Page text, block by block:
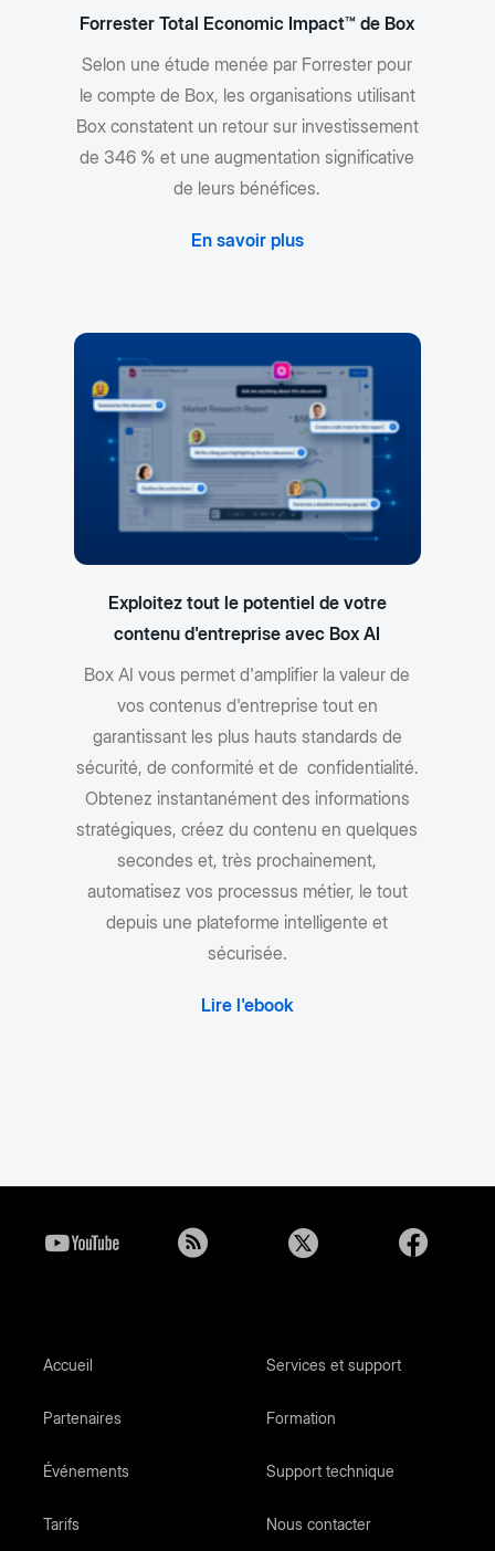
Forrester Total Economic Impact™ de Box
Selon une étude menée par Forrester pour
le compte de Box, les organisations utilisant
Box constatent un retour sur investissement
de 346 % et une augmentation significative
de leurs bénéfices.
En savoir plus
Exploitez tout le potentiel de votre
contenu d'entreprise avec Box AI
Box AI vous permet d'amplifier la valeur de
vos contenus d'entreprise tout en
garantissant les plus hauts standards de
sécurité, de conformité et de confidentialité.
Obtenez instantanément des informations
stratégiques, créez du contenu en quelques
secondes et, très prochainement,
automatisez vos processus métier, le tout
depuis une plateforme intelligente et
sécurisée.
Lire l'ebook
Accueil
Partenaires
Événements
Tarifs
Services et support
Formation
Support technique
Nous contacter